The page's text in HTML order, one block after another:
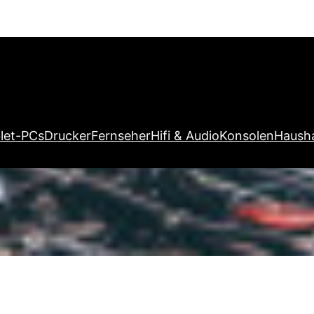
PCsDruckerFernseherHifi & AudioKonsolen